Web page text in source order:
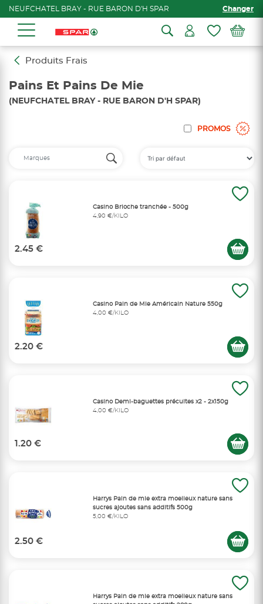
NEUFCHATEL BRAY - RUE BARON D'H SPAR Changer
Produits Frais
Pains Et Pains De Mie
(NEUFCHATEL BRAY - RUE BARON D'H SPAR)
PROMOS
Casino Brioche tranchée - 500g
4,90 €/KILO
2.45 €
Casino Pain de Mie Américain Nature 550g
4,00 €/KILO
2.20 €
Casino Demi-baguettes précuites x2 - 2x150g
4,00 €/KILO
1.20 €
Harrys Pain de mie extra moelleux nature sans
sucres ajoutes sans additifs 500g
5,00 €/KILO
2.50 €
Harrys Pain de mie extra moelleux nature sans